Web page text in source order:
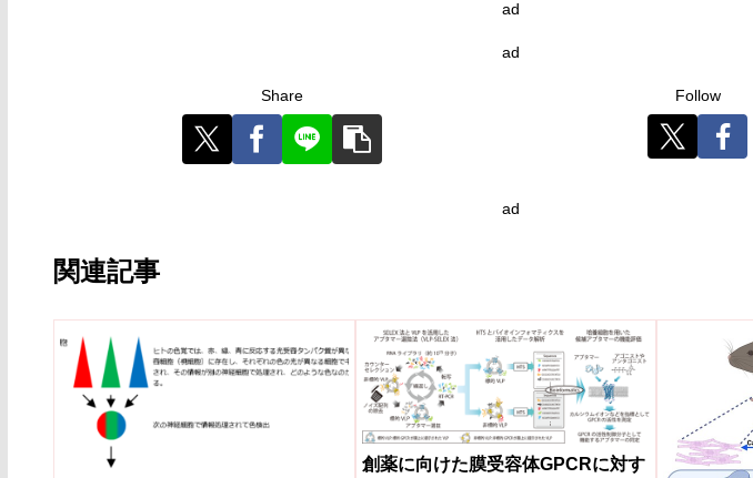
ad
ad
Share Follow
ad
関連記事
創薬に向けた膜受容体GPCRに対す